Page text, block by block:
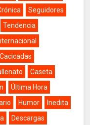
Seguidores
Tendencia
Cacicadas
Caseta
Última Hora
Humor
Inedita
Descargas